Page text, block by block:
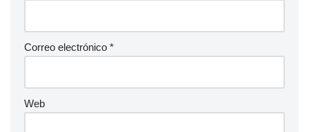
Correo electrónico *
Web